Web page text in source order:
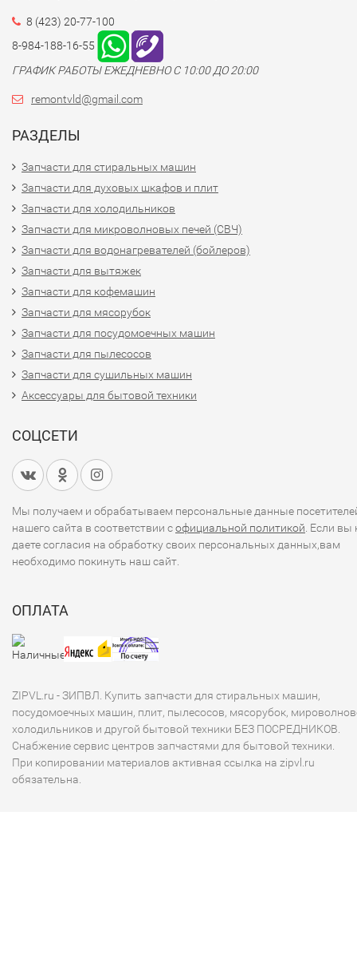
8 (423) 20-77-100
8-984-188-16-55
ГРАФИК РАБОТЫ ЕЖЕДНЕВНО С 10:00 ДО 20:00
remontvld@gmail.com
РАЗДЕЛЫ
Запчасти для стиральных машин
Запчасти для духовых шкафов и плит
Запчасти для холодильников
Запчасти для микроволновых печей (СВЧ)
Запчасти для водонагревателей (бойлеров)
Запчасти для вытяжек
Запчасти для кофемашин
Запчасти для мясорубок
Запчасти для посудомоечных машин
Запчасти для пылесосов
Запчасти для сушильных машин
Аксессуары для бытовой техники
СОЦСЕТИ
Мы получаем и обрабатываем персональные данные
нашего сайта в соответствии софициальной политикой . Если вы
даете согласия на обработку своих персональных данных,вам
необходимо покинуть наш сайт.
ОПЛАТА
ZIPVL.ru - ЗИПВЛ. Купить запчасти для стиральных машин,
посудомоечных машин, плит, пылесосов, мясорубок,
холодильников и другой бытовой техники БЕЗ ПОСРЕДНИКОВ.
Снабжение сервис центров запчастями для бытовой техники.
При копировании материалов активная ссылка на zipvl.ru
обязательна.